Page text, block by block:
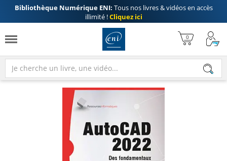
Bibliothèque Numérique ENI: Tous nos livres & vidéos en accès
illimité !Cliquez ici